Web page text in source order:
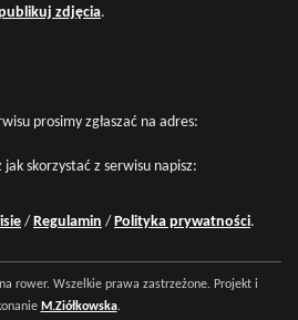
zdjęcia.
prosimy zgłaszać na adres:
jak skorzystać z serwisu napisz:
/ Regulamin / Polityka prywatności.
rower. Wszelkie prawa zastrzeżone. Projekt i
M.Ziółkowska.